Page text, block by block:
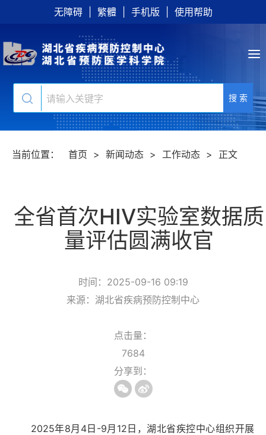
无障碍 繁體 手机版 使用帮助
搜 索
当前位置： 首页 > 新闻动态 > 工作动态 > 正文
全省首次HIV实验室数据质
量评估圆满收官
时间：2025-09-16 09:19
来源：湖北省疾病预防控制中心
点击量：
7684
分享到：
2025年8月4日-9月12日，湖北省疾控中心组织开展